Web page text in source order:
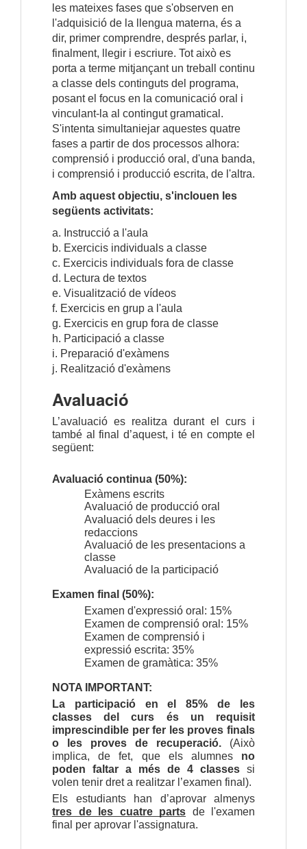
les mateixes fases que s'observen en
l'adquisició de la llengua materna, és a
dir, primer comprendre, després parlar, i,
finalment, llegir i escriure. Tot això es
porta a terme mitjançant un treball continu
a classe dels continguts del programa,
posant el focus en la comunicació oral i
vinculant-la al contingut gramatical.
S'intenta simultaniejar aquestes quatre
fases a partir de dos processos alhora:
comprensió i producció oral, d'una banda,
i comprensió i producció escrita, de l'altra.
Amb aquest objectiu, s'inclouen les
següents activitats:
a. Instrucció a l'aula
b. Exercicis individuals a classe
c. Exercicis individuals fora de classe
d. Lectura de textos
e. Visualització de vídeos
f. Exercicis en grup a l'aula
g. Exercicis en grup fora de classe
h. Participació a classe
i. Preparació d'exàmens
j. Realització d'exàmens
Avaluació
L’avaluació es realitza durant el curs i
també al final d’aquest, i té en compte el
següent:
Avaluació continua (50%):
Exàmens escrits
Avaluació de producció oral
Avaluació dels deures i les
redaccions
Avaluació de les presentacions a
classe
Avaluació de la participació
Examen final (50%):
Examen d'expressió oral: 15%
Examen de comprensió oral: 15%
Examen de comprensió i
expressió escrita: 35%
Examen de gramàtica: 35%
NOTA IMPORTANT:
La participació en el 85% de les
classes del curs és un requisit
imprescindible per fer les proves finals
o les proves de recuperació. (Això
implica, de fet, que els alumnes no
poden faltar a més de 4 classes si
volen tenir dret a realitzar l’examen final).
tres de les cuatre parts de l'examen
final per aprovar l'assignatura.